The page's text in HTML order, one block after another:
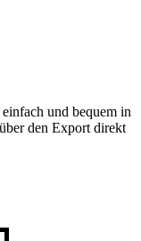
und bequem in
den Export direkt